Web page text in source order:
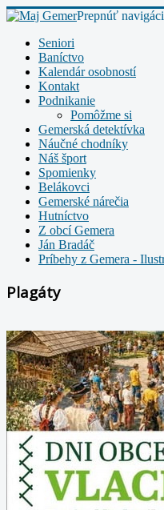
Prepnúť
Seniori
Baníctvo
Kalendár osobností
Kontakt
Podnikanie
Pomôžme si
Gemerská detektívka
Náučné chodníky
Náš šport
Spomienky
Belákovci
Gemerské nárečia
Hutníctvo
Z obcí Gemera
Ján Bradáč
Príbehy z Gemera -
Plagáty